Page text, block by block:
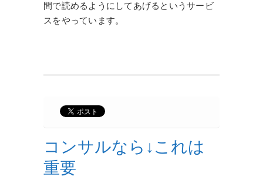
間で読めるようにしてあげるというサービ
スをやっています。
コンサルなら↓これは
重要